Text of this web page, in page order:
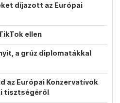
díjazott az Európai
ellen
a grúz diplomatákkal
az Európai Konzervatívok
tisztségéről